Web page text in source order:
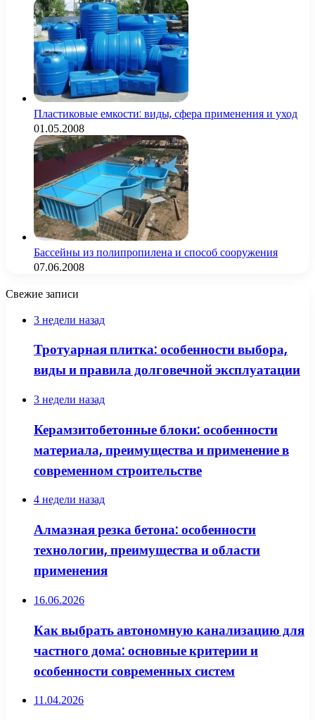
Пластиковые емкости: виды, сфера применения и уход
01.05.2008
Бассейны из полипропилена и способ сооружения
07.06.2008
Свежие записи
3 недели назад
Тротуарная плитка: особенности выбора,
виды и правила долговечной эксплуатации
3 недели назад
Керамзитобетонные блоки: особенности
материала, преимущества и применение в
современном строительстве
4 недели назад
Алмазная резка бетона: особенности
технологии, преимущества и области
применения
16.06.2026
Как выбрать автономную канализацию для
частного дома: основные критерии и
особенности современных систем
11.04.2026